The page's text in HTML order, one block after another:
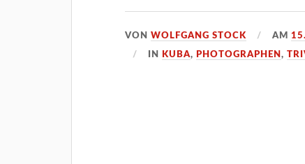
VONWOLFGANG STOCK AM
IN KUBA, PHOTOGRAPHEN,